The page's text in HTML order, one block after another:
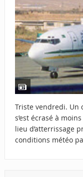
Triste vendredi. Un
s’est écrasé à
lieu d’atterrissage
conditions météo